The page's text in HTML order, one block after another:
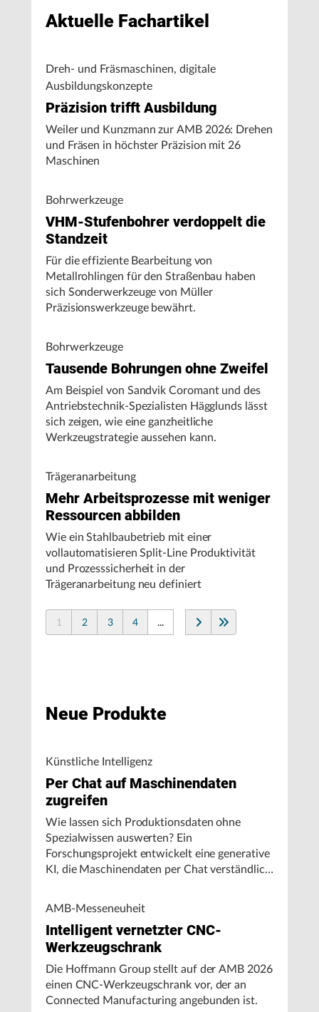
Aktuelle Fachartikel
Dreh- und Fräsmaschinen, digitale
Ausbildungskonzepte
Präzision trifft Ausbildung
Weiler und Kunzmann zur AMB 2026: Drehen
und Fräsen in höchster Präzision mit 26
Maschinen
Bohrwerkzeuge
VHM-Stufenbohrer verdoppelt die
Standzeit
Für die effiziente Bearbeitung von
Metallrohlingen für den Straßenbau haben
sich Sonderwerkzeuge von Müller
Präzisionswerkzeuge bewährt.
Bohrwerkzeuge
Tausende Bohrungen ohne Zweifel
Am Beispiel von Sandvik Coromant und des
Antriebstechnik-Spezialisten Hägglunds lässt
sich zeigen, wie eine ganzheitliche
Werkzeugstrategie aussehen kann.
Trägeranarbeitung
Mehr Arbeitsprozesse mit weniger
Ressourcen abbilden
Wie ein Stahlbaubetrieb mit einer
vollautomatisieren Split-Line Produktivität
und Prozesssicherheit in der
Trägeranarbeitung neu definiert
1 2 3 4 ...
Neue Produkte
Künstliche Intelligenz
Per Chat auf Maschinendaten
zugreifen
Wie lassen sich Produktionsdaten ohne
Spezialwissen auswerten? Ein
Forschungsprojekt entwickelt eine generative
KI, die Maschinendaten per Chat verständlich
AMB-Messeneuheit
Intelligent vernetzter CNC-
Werkzeugschrank
Die Hoffmann Group stellt auf der AMB 2026
einen CNC-Werkzeugschrank vor, der an
Connected Manufacturing angebunden ist.